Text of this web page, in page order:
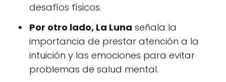
desafíos físicos.
Por otro lado, La Luna señala la
importancia de prestar atención a la
intuición y las emociones para evitar
problemas de salud mental.